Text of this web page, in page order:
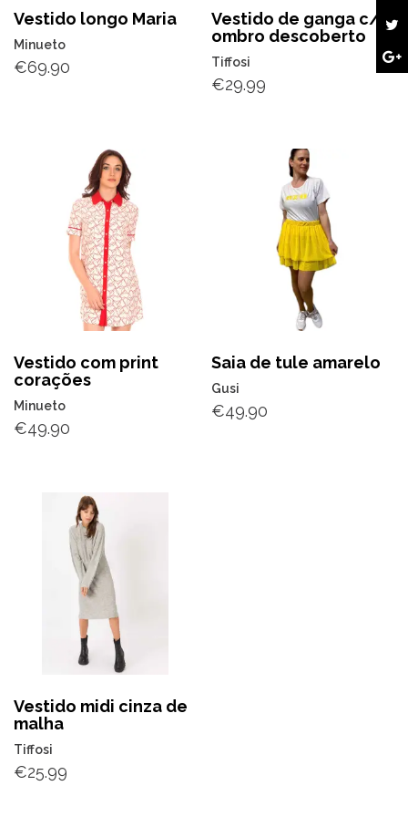
Vestido longo Maria
Minueto
€69.90
Vestido de ganga c/
ombro descoberto
Tiffosi
€29.99
Vestido com print
corações
Minueto
€49.90
Saia de tule amarelo
Gusi
€49.90
Vestido midi cinza de
malha
Tiffosi
€25.99